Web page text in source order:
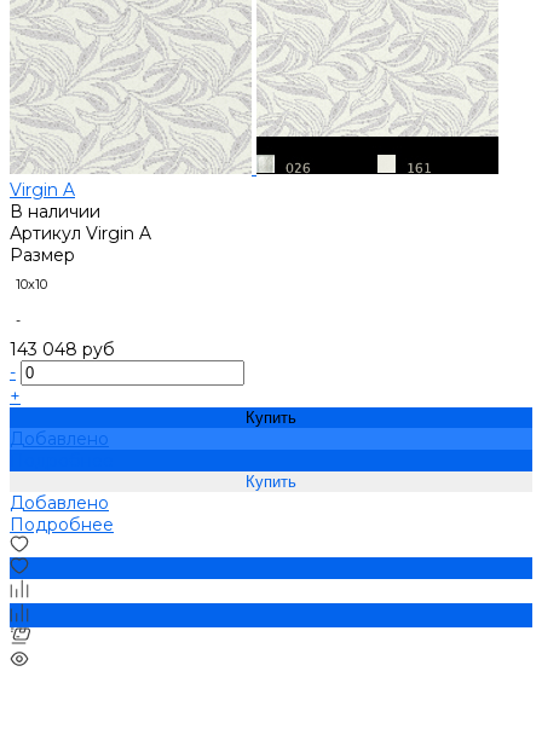
Virgin A
В наличии
Артикул Virgin A
Размер
10х10
-
143 048 руб
-
+
Купить
Добавлено
Добавлено
Подробнее